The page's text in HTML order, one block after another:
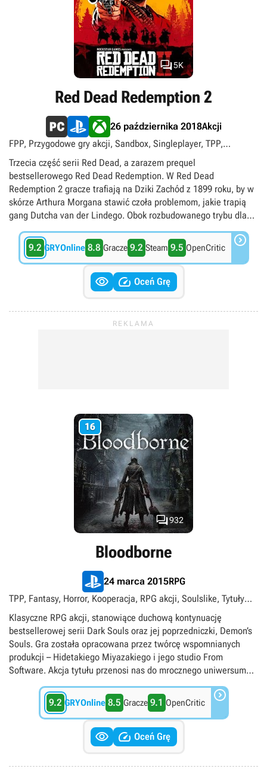
5K
Red Dead Redemption 2
26 października 2018Akcji
FPP, Przygodowe gry akcji, Sandbox, Singleplayer, TPP,
Western, XIX wiek, PS Plus Extra, PS Plus Premium, singleplayer
Trzecia część serii Red Dead, a zarazem prequel
bestsellerowego Red Dead Redemption. W Red Dead
Redemption 2 gracze trafiają na Dziki Zachód z 1899 roku, by w
skórze Arthura Morgana stawić czoła problemom, jakie trapią
gang Dutcha van der Lindego. Obok rozbudowanego trybu dla
multiplayer - Red Dead Online.
9.2 GRYOnline 8.8 Gracze 9.2 Steam 9.5 OpenCritic 
  Oceń Grę
16
932
Bloodborne
24 marca 2015RPG
TPP, Fantasy, Horror, Kooperacja, RPG akcji, Soulslike, Tytuły
ekskluzywne PlayStation, PS Plus Premium, PS Plus Extra,
Singleplayer, Multiplayer, Internet
Klasyczne RPG akcji, stanowiące duchową kontynuację
bestsellerowej serii Dark Souls oraz jej poprzedniczki, Demon’s
Souls. Gra została opracowana przez twórcę wspomnianych
produkcji – Hidetakiego Miyazakiego i jego studio From
Software. Akcja tytułu przenosi nas do mrocznego uniwersum
Mieszkańców ponurej metropolii Yharnam dotknęła tajemnicza
zaraza, zmieniająca ludzi w przerażające bestie. Celem zabawy
będzie odkrycie skrywanych przez miasto tajemnic i ustalenie,
kto lub co odpowiada za śmiertelną plagę. Mechanika rozgrywki
nie odbiega od znanych z Dark Souls schematów, koncentrując
9.2 GRYOnline 8.5 Gracze 9.1 OpenCritic 
  Oceń Grę